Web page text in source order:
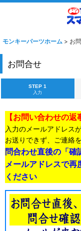
モンキーパーツホーム > お
お問合せ
STEP 1
入力
【お問い合わせの返
入力のメールアドレス
お送りできず、ご連絡
問合わせ直後の「確
メールアドレスで再
ください